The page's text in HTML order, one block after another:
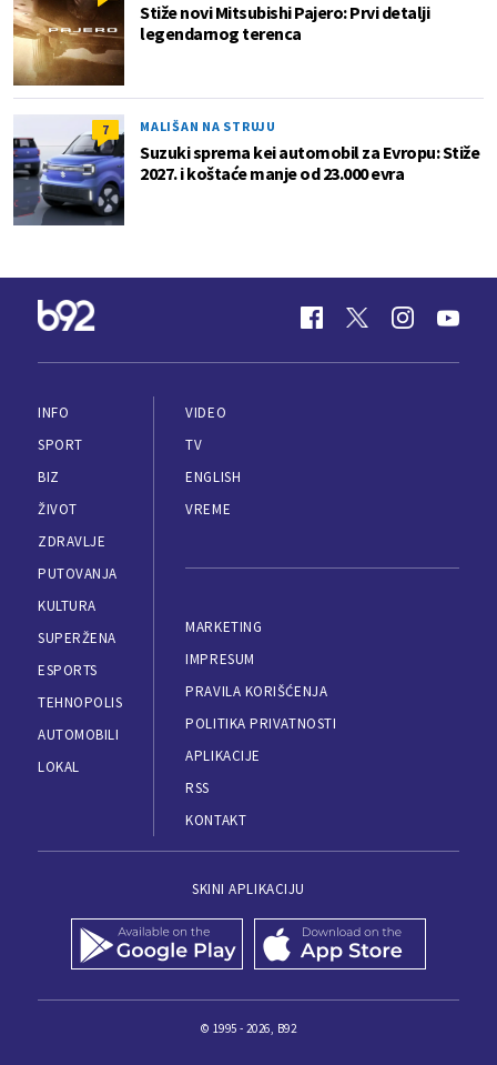
Stiže novi Mitsubishi Pajero: Prvi detalji
legendarnog terenca
7 MALIŠAN NA STRUJU
Suzuki sprema kei automobil za Evropu: Stiže
2027. i koštaće manje od 23.000 evra
INFO
SPORT
BIZ
ŽIVOT
ZDRAVLJE
PUTOVANJA
KULTURA
SUPERŽENA
ESPORTS
TEHNOPOLIS
AUTOMOBILI
LOKAL
VIDEO
TV
ENGLISH
VREME
MARKETING
IMPRESUM
PRAVILA KORIŠĆENJA
POLITIKA PRIVATNOSTI
APLIKACIJE
RSS
KONTAKT
SKINI APLIKACIJU
© 1995 - 2026, B92